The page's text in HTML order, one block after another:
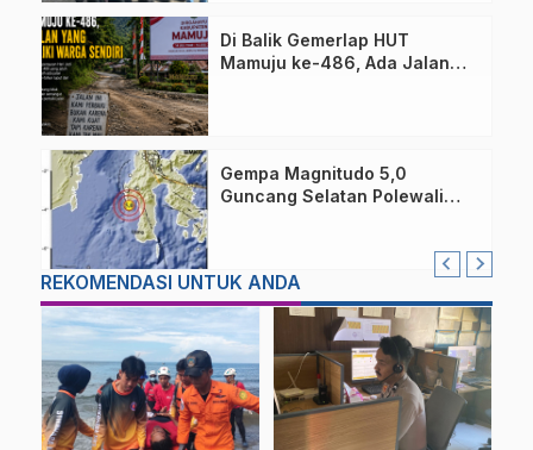
Di Balik Gemerlap HUT
Mamuju ke-486, Ada Jalan
Gempa Magnitudo 5,0
Guncang Selatan Polewali
REKOMENDASI UNTUK ANDA